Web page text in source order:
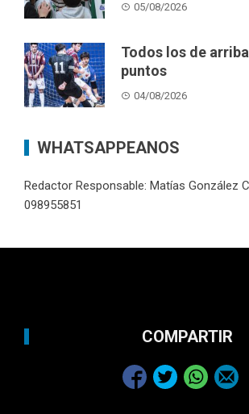
05/08/2026
Todos los de
puntos
04/08/2026
WHATSAPPEANOS
Redactor Responsable: Matías González
098955851
COMPARTIR